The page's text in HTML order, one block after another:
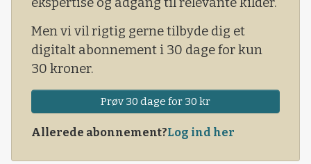
Men vi vil rigtig gerne tilbyde dig et
digitalt abonnement i 30 dage for kun
30 kroner.
Prøv 30 dage for 30 kr
Allerede abonnement?Log ind her